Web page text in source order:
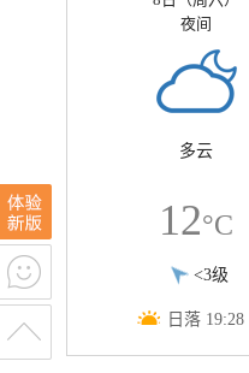
夜间
多云
12°C
<3级
日落 19:28